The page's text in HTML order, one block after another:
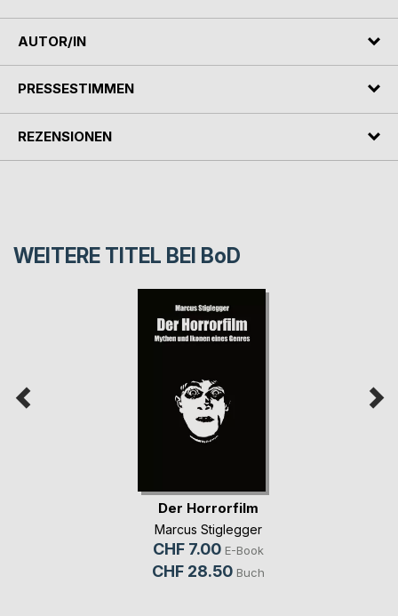
AUTOR/IN
PRESSESTIMMEN
REZENSIONEN
WEITERE TITEL BEI BoD
Der Horrorfilm
Marcus Stiglegger
CHF 7.00 E-Book
CHF 28.50 Buch